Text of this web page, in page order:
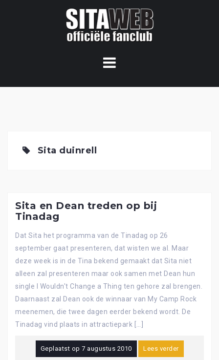
Sita duinrell
Sita en Dean treden op bij
Tinadag
Dat Sita het programma van de Tinadag op 26
september gaat presenteren, dat wisten we al. Maar
deze week is in de Tina bekend gemaakt dat Sita niet
alleen zal presenteren maar ook samen met Dean hun
single I Wouldn't Change a Thing ten gehore zal brengen.
Daarnaast zal Dean ook de winnaar van My Camp Rock
meenemen, die twee dagen eerder bekend wordt. De
Tinadag vind plaats in attractiepark […]
Geplaatst op 7 augustus 2010 Lees verder